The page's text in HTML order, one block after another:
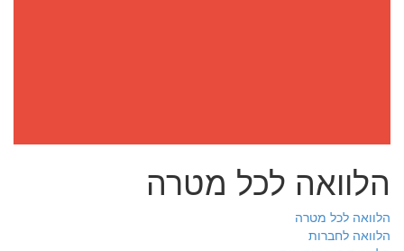
הלוואה לכל מטרה
הלוואה לכל מטרה
הלוואה לחברות